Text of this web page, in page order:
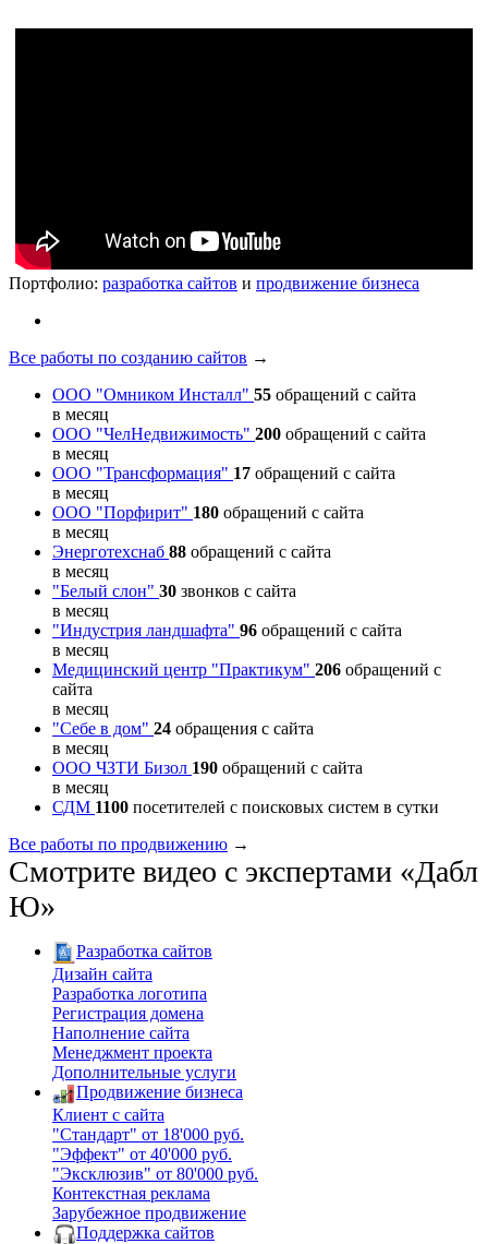
Портфолио: разработка сайтов и продвижение бизнеса
Все работы по созданию сайтов →
ООО "Омником Инсталл" 55 обращений с сайта
в месяц
ООО "ЧелНедвижимость" 200 обращений с сайта
в месяц
ООО "Трансформация" 17 обращений с сайта
в месяц
ООО "Порфирит" 180 обращений с сайта
в месяц
Энерготехснаб 88 обращений с сайта
в месяц
"Белый слон" 30 звонков с сайта
в месяц
"Индустрия ландшафта" 96 обращений с сайта
в месяц
Медицинский центр "Практикум" 206 обращений с
сайта
в месяц
"Себе в дом" 24 обращения с сайта
в месяц
ООО ЧЗТИ Бизол 190 обращений с сайта
в месяц
СДМ 1100 посетителей с поисковых систем в сутки
Все работы по продвижению →
Смотрите видео с экспертами «Дабл
Ю»
Разработка сайтов
Дизайн сайта
Разработка логотипа
Регистрация домена
Наполнение сайта
Менеджмент проекта
Дополнительные услуги
Продвижение бизнеса
Клиент с сайта
"Стандарт" от 18'000 руб.
"Эффект" от 40'000 руб.
"Эксклюзив" от 80'000 руб.
Контекстная реклама
Зарубежное продвижение
Поддержка сайтов